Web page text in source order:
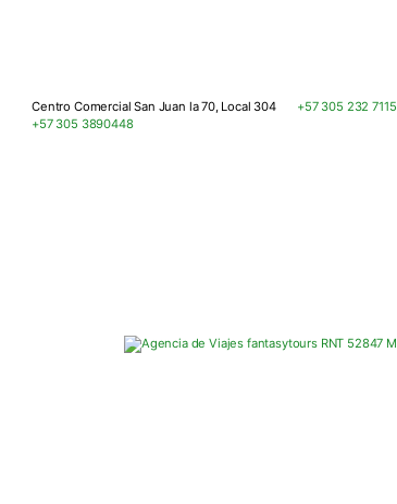
Centro Comercial San Juan la 70, Local 304
+57 305 232 7115
+57 305 3890448